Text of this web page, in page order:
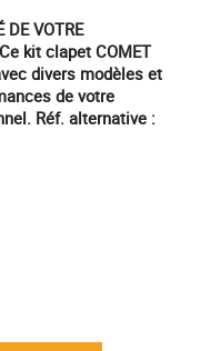
DE VOTRE
kit clapet COMET
divers modèles et
de votre
Réf. alternative :